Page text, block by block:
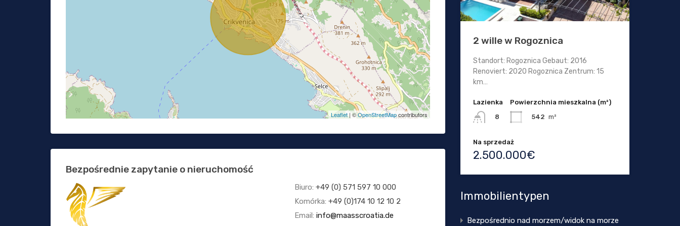
Leaflet| ©OpenStreetMapcontributors
Bezpośrednie zapytanie o nieruchomość
Biuro: +49 (0) 571 597 10 000
Komórka: +49 (0)174 10 12 10 2
Email: info@maasscroatia.de
2 wille w Rogoznica
Standort: Rogoznica Gebaut: 2016
Renoviert: 2020 Rogoznica Zentrum: 15
km…
Lazienka
8
Powierzchnia mieszkalna (m²)
542 m²
Na sprzedaż
2.500.000€
Immobilientypen
Bezpośrednio nad morzem/widok na morze